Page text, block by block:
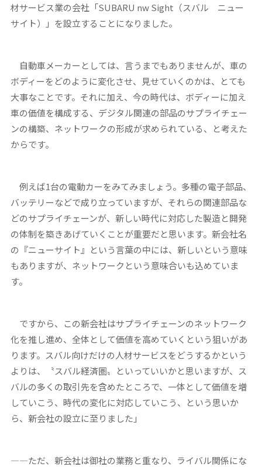
材サービス業の会社「SUBARU nw Sight（スバル ニュー
サイト）」を設立することになりました。
自動車メーカーとしては、言うまでもありませんが、車の
ボディーをどのように変化させ、見せていくのかは、とても
大事なことです。それに加え、今の時代は、ボディーに加え
車の価値を構成する、デジタル関連の部品のサプライチェー
ンの構築、ネットワークの形成が求められている、と考えた
からです。
例えば1台の電動カーをみてみましょう。多種の電子部品、
バッテリーなどで成り立っていますが、それらの関連部品な
どのサプライチェーンが、新しい時代に対応した製造と開発
の体制を築きあげていくことが重要だと思います。新会社名
の『ニューサイト』という言葉の中には、新しいという意味
もありますが、ネットワークという意味合いも込めていま
す。
ですから、この新会社はサプライチェーンのネットワーク
化を推し進め、全体として価値を高めていくという狙いがあ
ります。スバル向けだけの人材サービスをどうするかという
よりは、〝スバル経済圏〟といっていいかと思いますが、ス
バルの多くの取引先を含めたところで、一体として価値を増
していこう、時代の変化に対応していこう、という思いか
ら、新会社の設立に至りました」
—―ただ、新会社は御社の業務と重なり、ライバル関係にな